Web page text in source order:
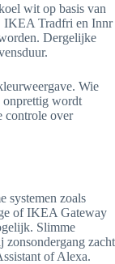
wit op basis van
IKEA Tradfri en Innr
Dergelijke
Wie
onprettig wordt
controle over
systemen zoals
of IKEA Gateway
Slimme
zonsondergang zacht
of Alexa.